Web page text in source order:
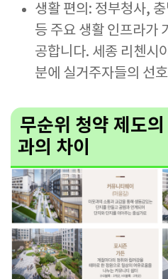
생활 편의: 정부청사,
등 주요 생활 인프라가
공합니다. 세종 리첸시
분에 실거주자들의 선
무순위 청약 제도
과의 차이